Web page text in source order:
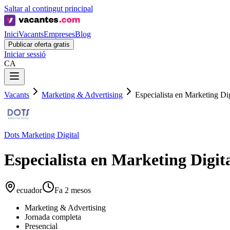
Saltar al contingut principal
IniciVacantsEmpresesBlog
Publicar oferta gratis
Iniciar sessió
CA
Vacants Marketing & Advertising Especialista en Marketing
Dots Marketing Digital
Especialista en Marketing
ecuador
Fa 2 mesos
Marketing & Advertising
Jornada completa
Presencial